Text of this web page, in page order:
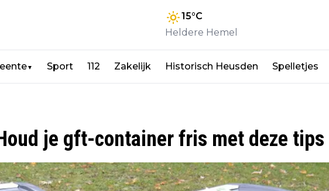
15°C
Heldere Hemel
▼ Sport 112 Zakelijk Historisch Heusden Spelletjes
je gft-container fris met deze tips